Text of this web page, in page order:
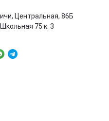
Центральная, 86Б
75 к. 3